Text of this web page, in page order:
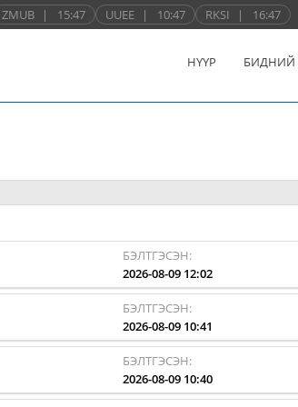
ZMUB | 15:47 UUEE | 10:47 RKSI | 16:47
НҮҮР БИДНИЙ
БЭЛТГЭСЭН:
2026-08-09 12:02
БЭЛТГЭСЭН:
2026-08-09 10:41
БЭЛТГЭСЭН:
2026-08-09 10:40